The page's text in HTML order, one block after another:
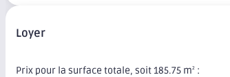
Loyer
Prix pour la surface totale, soit 185.75 m2 :